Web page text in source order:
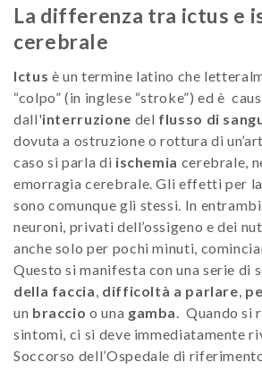
La differenza tra ictus e
cerebrale
Ictus è un termine latino che
“colpo” (in inglese “stroke”) ed è
dall'interruzione del flusso di
dovuta a ostruzione o rottura di
caso si parla di ischemia cerebrale,
emorragia cerebrale. Gli effetti per
sono comunque gli stessi. In
neuroni, privati dell’ossigeno e dei
anche solo per pochi minuti,
Questo si manifesta con una serie di
della faccia, difficoltà a parlare,
un braccio o una gamba. Quando si
sintomi, ci si deve immediatamente
Soccorso dell’Ospedale di